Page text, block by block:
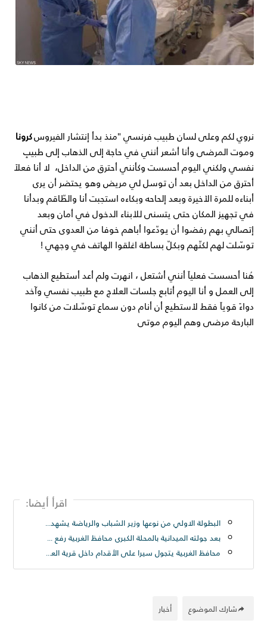
نروي لكم وعلى لسان طبيب فرنسي "منذ بدأ إنتشار الفيروس كرونا
توسّلت لهم لكنّهم وبكلّ بساطة اغلقوا الهاتف في وجهي !
البارحة مرضى وهم اليوم موتى
اقرأ أيضا:
البطولة الاولي من نوعها وزير الشباب والرياضة يشهد المؤتمر الصحفي لبطولة أندية كرة القدم الإلكترونية
بعد جولته الميدانية بالمحلة الكبرى محافظ الغربية رفع ٢٥٠ طن قمامة من شارع الترعة بحى ثان المحلة
محافظ الغربية يتجول سيرا على الأقدام داخل قرية العزيزية بسمنود: “مطالب المواطنين أولوية ولن نترك مشكلة دون حل
أخبار شارك الموضوع